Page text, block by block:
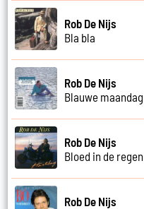
Rob De Nijs
Bla bla
Rob De Nijs
Blauwe maandag
Rob De Nijs
Bloed in de regen
Rob De Nijs